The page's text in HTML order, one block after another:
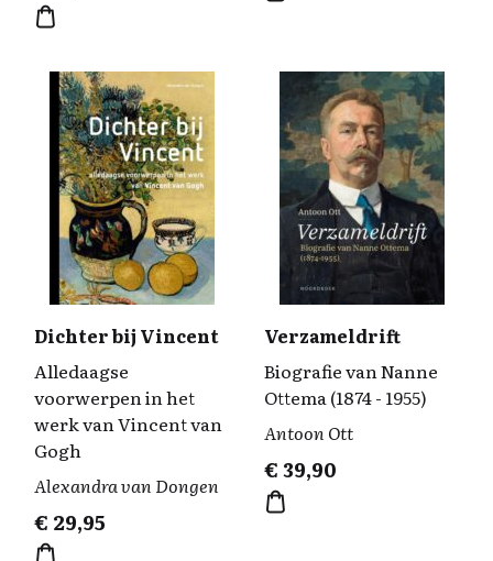
Dichter bij Vincent
Alledaagse
voorwerpen in het
werk van Vincent van
Gogh
Alexandra van Dongen
€ 29,95
Verzameldrift
Biografie van Nanne
Ottema (1874 - 1955)
Antoon Ott
€39,90